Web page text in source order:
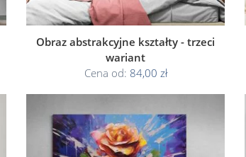
Obraz abstrakcyjne kształty - trzeci
wariant
Cena od: 84,00 zł